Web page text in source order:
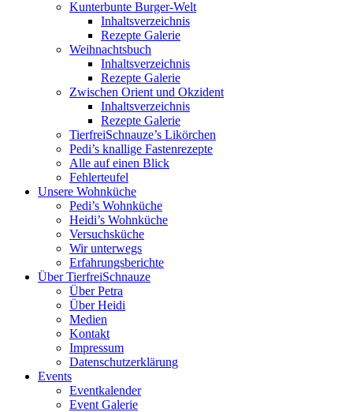
Kunterbunte Burger-Welt
Inhaltsverzeichnis
Rezepte Galerie
Weihnachtsbuch
Inhaltsverzeichnis
Rezepte Galerie
Zwischen Orient und Okzident
Inhaltsverzeichnis
Rezepte Galerie
TierfreiSchnauze’s Likörchen
Pedi’s knallige Fastenrezepte
Alle auf einen Blick
Fehlerteufel
Unsere Wohnküche
Pedi’s Wohnküche
Heidi’s Wohnküche
Versuchsküche
Wir unterwegs
Erfahrungsberichte
Über TierfreiSchnauze
Über Petra
Über Heidi
Medien
Kontakt
Impressum
Datenschutzerklärung
Events
Eventkalender
Event Galerie